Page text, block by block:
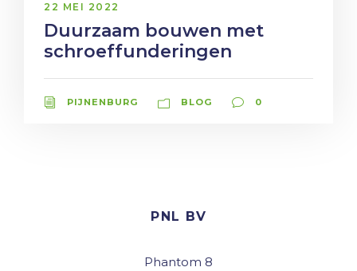
22 MEI 2022
Duurzaam bouwen met
schroeffunderingen
PIJNENBURG BLOG 0
PNL BV
Phantom 8